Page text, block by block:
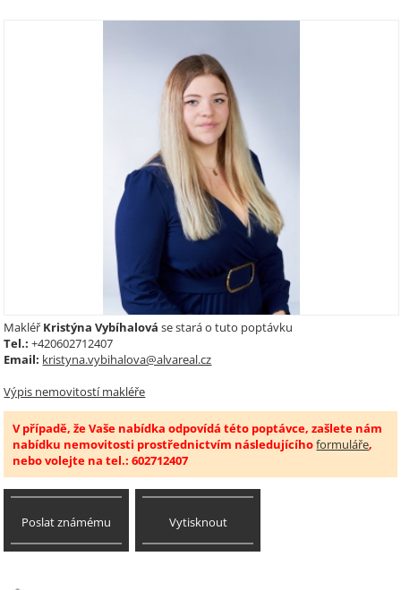
Makléř Kristýna Vybíhalová se stará o tuto poptávku
Tel.: +420602712407
Email: kristyna.vybihalova@alvareal.cz
Výpis nemovitostí makléře
V případě, že Vaše nabídka odpovídá této poptávce, zašlete nám
nabídku nemovitosti prostřednictvím následujícíhoformuláře,
nebo volejte na tel.: 602712407
Poslat známému Vytisknout